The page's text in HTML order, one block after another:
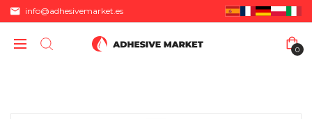
info@adhesivemarket.es
0